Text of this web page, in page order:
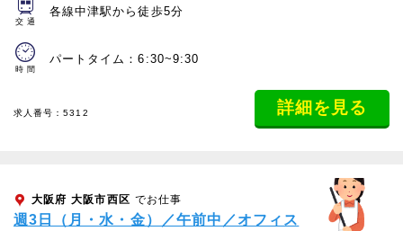
交通
各線中津駅から徒歩5分
時間
パートタイム：6:30~9:30
求人番号：5312 詳細を見る
大阪府 大阪市西区 でお仕事
週3日（月・水・金）／午前中／オフィス